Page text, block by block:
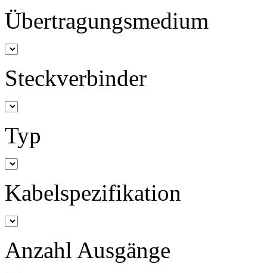
Übertragungsmedium
Steckverbinder
Typ
Kabelspezifikation
Anzahl Ausgänge